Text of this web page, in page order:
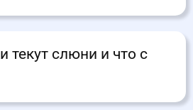
текут слюни и что с